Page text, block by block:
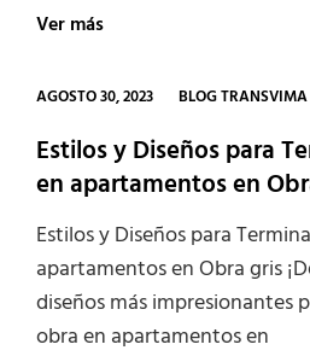
Ver másPrecauciones
en
cuando
contrate
una
demolicion
AGOSTO 30, 2023 CATEGORIES
BLOG TRANSVIMA
Estilos y Diseños para
en apartamentos en
Estilos y Diseños para
apartamentos en Obra gris
diseños más impresionantes
obra en apartamentos en